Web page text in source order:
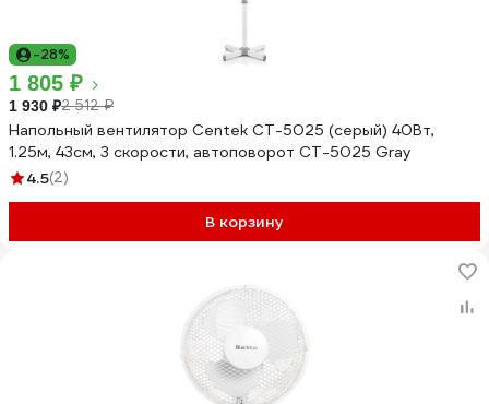
-28%
1 805 ₽
1 930 ₽2 512 ₽
Напольный вентилятор Centek CT-5025 (серый) 40Вт,
1.25м, 43см, 3 скорости, автоповорот CT-5025 Gray
4.5(2)
В корзину